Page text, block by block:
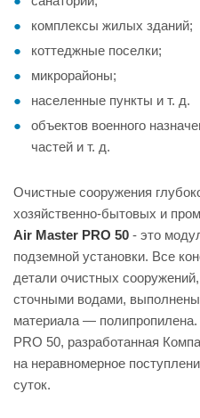
комплексы жилых зданий;
коттеджные поселки;
микрорайоны;
населенные пункты и т. д.
объектов военного
частей и т. д.
Очистные сооружения
хозяйственно-бытовых и
Air Master PRO 50 - это
подземной установки. Все
детали очистных
сточными водами, выполнены
материала —
PRO 50, разработанная
на неравномерное
суток.